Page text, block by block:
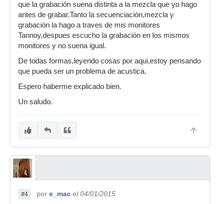
que la grabación suena distinta a la mezcla que yo hago
antes de grabar.Tanto la secuenciación,mezcla y
grabación la hago a traves de mis monitores
Tannoy,despues escucho la grabación en los mismos
monitores y no suena igual.
De todas formas,leyendo cosas por aqui,estoy pensando
que pueda ser un problema de acustica.
Espero haberme explicado bien.
Un saludo.
#4 por e_mac el 04/01/2015